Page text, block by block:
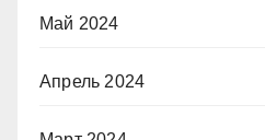
Май 2024
Апрель 2024